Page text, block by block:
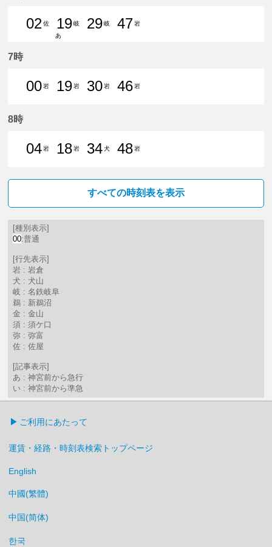
02佐
19岐
あ
29岐
47岩
7時
00岩
19岩
30岩
46岩
8時
04岩
18岩
34犬
48岩
すべての時刻表を表示
[種別表示]
00:普通
[行先表示]
岩 : 岩倉
犬 : 犬山
岐 : 名鉄岐阜
鵜 : 新鵜沼
金 : 金山
須 : 須ケ口
弥 : 弥富
佐 : 佐屋
[記事表示]
あ : 神宮前から急行
い : 神宮前から準急
ご利用にあたって
運賃・経路・時刻表検索トップページ
English
中國(繁體)
中国(简体)
한국